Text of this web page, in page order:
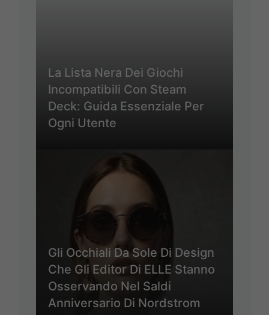
La Lista Nera Dei Giochi
Incompatibili Con Steam
Deck: Guida Essenziale Per
Ogni Utente
Gli Occhiali Da Sole Di Design
Che Gli Editor Di ELLE Stanno
Osservando Nel Saldi
Anniversario Di Nordstrom